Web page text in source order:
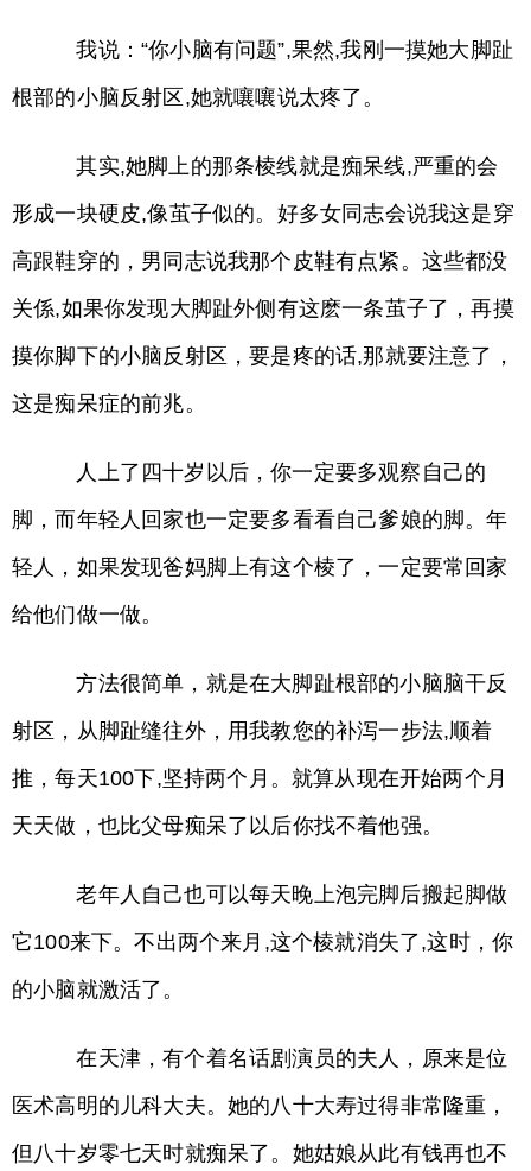
我说：“你小脑有问题”,果然,我刚一摸她大脚趾
根部的小脑反射区,她就嚷嚷说太疼了。
其实,她脚上的那条棱线就是痴呆线,严重的会
形成一块硬皮,像茧子似的。好多女同志会说我这是穿
高跟鞋穿的，男同志说我那个皮鞋有点紧。这些都没
关係,如果你发现大脚趾外侧有这麽一条茧子了，再摸
摸你脚下的小脑反射区，要是疼的话,那就要注意了，
这是痴呆症的前兆。
人上了四十岁以后，你一定要多观察自己的
脚，而年轻人回家也一定要多看看自己爹娘的脚。年
轻人，如果发现爸妈脚上有这个棱了，一定要常回家
给他们做一做。
方法很简单，就是在大脚趾根部的小脑脑干反
射区，从脚趾缝往外，用我教您的补泻一步法,顺着
推，每天100下,坚持两个月。就算从现在开始两个月
天天做，也比父母痴呆了以后你找不着他强。
老年人自己也可以每天晚上泡完脚后搬起脚做
它100来下。不出两个来月,这个棱就消失了,这时，你
的小脑就激活了。
在天津，有个着名话剧演员的夫人，原来是位
医术高明的儿科大夫。她的八十大寿过得非常隆重，
但八十岁零七天时就痴呆了。她姑娘从此有钱再也不